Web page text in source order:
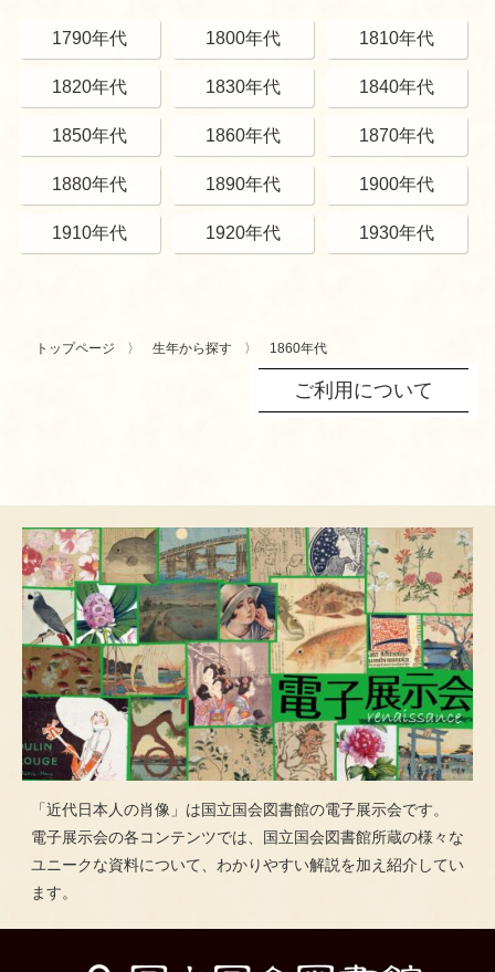
1790年代 1800年代 1810年代
1820年代 1830年代 1840年代
1850年代 1860年代 1870年代
1880年代 1890年代 1900年代
1910年代 1920年代 1930年代
トップページ 生年から探す 1860年代
ご利用について
「近代日本人の肖像」は国立国会図書館の電子展示会です。
電子展示会の各コンテンツでは、国立国会図書館所蔵の様々な
ユニークな資料について、わかりやすい解説を加え紹介してい
ます。